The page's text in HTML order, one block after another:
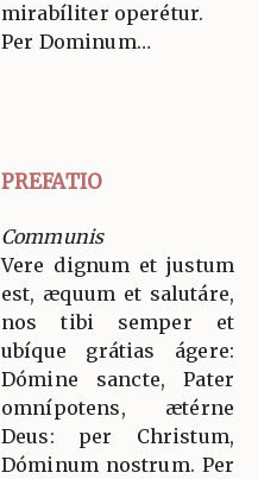
mirabíliter operétur.
Per Dominum…
PREFATIO
Communis
Vere dignum et justum
est, æquum et salutáre,
nos tibi semper et
ubíque grátias ágere:
Dómine sancte, Pater
omnípotens, ætérne
Deus: per Christum,
Dóminum nostrum. Per